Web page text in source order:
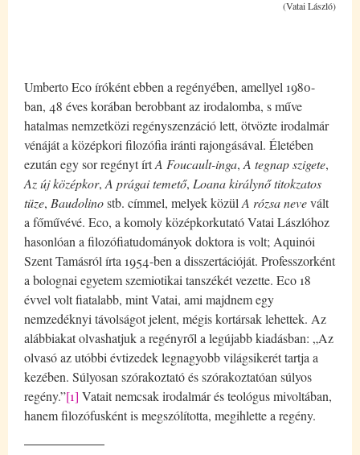
(Vatai László)
Umberto Eco íróként ebben a regényében, amellyel 1980-
ban, 48 éves korában berobbant az irodalomba, s műve
hatalmas nemzetközi regényszenzáció lett, ötvözte irodalmár
vénáját a középkori filozófia iránti rajongásával. Életében
ezután egy sor regényt írtA Foucault-inga, A tegnap szigete,
Az új középkor, A prágai temető, Loana királynő titokzatos
tüze, Baudolinostb. címmel, melyek közül A rózsa nevevált
a főművévé. Eco, a komoly középkorkutató Vatai Lászlóhoz
hasonlóan a filozófiatudományok doktora is volt; Aquinói
Szent Tamásról írta 1954-ben a disszertációját. Professzorként
a bolognai egyetem szemiotikai tanszékét vezette. Eco 18
évvel volt fiatalabb, mint Vatai, ami majdnem egy
nemzedéknyi távolságot jelent, mégis kortársak lehettek. Az
alábbiakat olvashatjuk a regényről a legújabb kiadásban: „Az
olvasó az utóbbi évtizedek legnagyobb világsikerét tartja a
kezében. Súlyosan szórakoztató és szórakoztatóan súlyos
regény.”[1] Vatait nemcsak irodalmár és teológus mivoltában,
hanem filozófusként is megszólította, megihlette a regény.